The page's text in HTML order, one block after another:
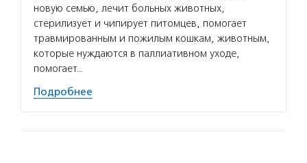
новую семью, лечит больных животных,
стерилизует и чипирует питомцев, помогает
травмированным и пожилым кошкам, животным,
которые нуждаются в паллиативном уходе,
помогает…
Подробнее